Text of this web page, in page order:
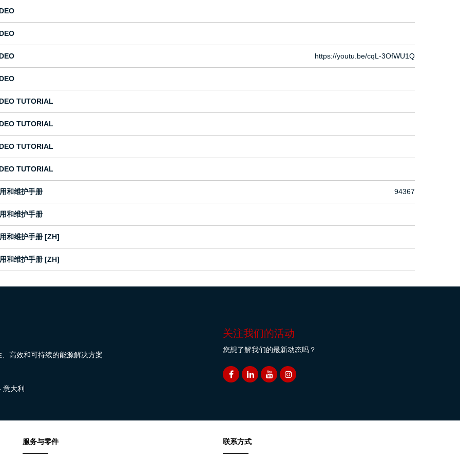
https://youtu.be/cqL-3OfWU1Q
TUTORIAL
TUTORIAL
TUTORIAL
TUTORIAL
和维护手册 94367
和维护手册
和维护手册 [ZH]
和维护手册 [ZH]
高效和可持续的能源解决方案
大利
关注我们的活动
您想了解我们的最新动态吗？
服务与零件 联系方式